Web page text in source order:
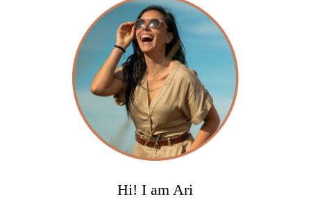
Hi! I am Ari